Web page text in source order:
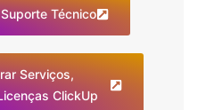
Técnico
Serviços,
ClickUp